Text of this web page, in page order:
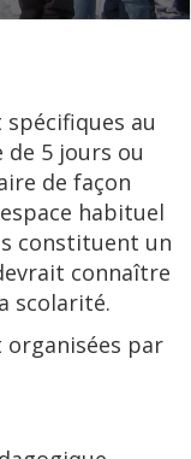
spécifiques au
5 jours ou
de façon
habituel
constituent un
connaître
scolarité.
organisées par